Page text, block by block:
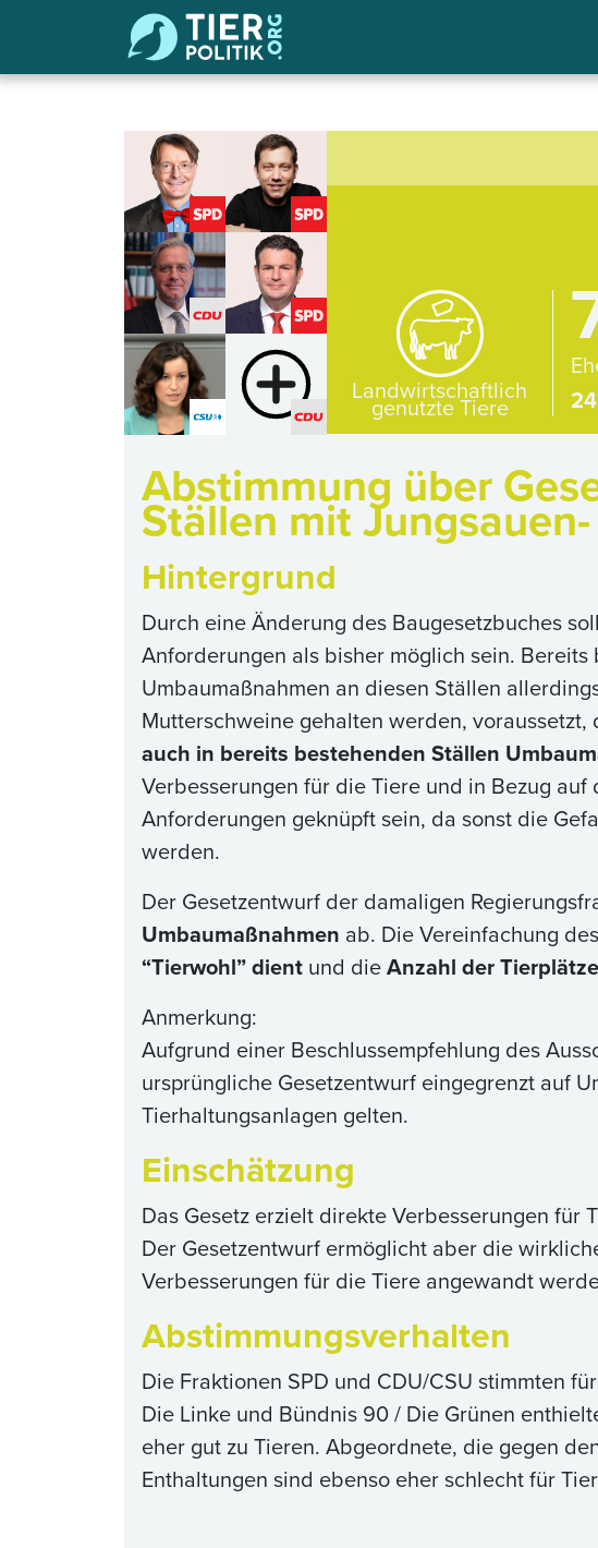
Landwirtschaftlich
genutzte Tiere
Abstimmung über
Ställen mit
Hintergrund
Durch eine Änderung des Baugesetzbuches
Anforderungen als bisher möglich sein.
Umbaumaßnahmen an diesen Ställen
Mutterschweine gehalten werden, voraussetzt,
auch in bereits bestehenden Ställen
Verbesserungen für die Tiere und in Bezug
Anforderungen geknüpft sein, da sonst die
werden.
Der Gesetzentwurf der damaligen
Umbaumaßnahmen ab. Die Vereinfachung
“Tierwohl” dient und dieAnzahl der
Anmerkung:
Aufgrund einer Beschlussempfehlung des
ursprüngliche Gesetzentwurf eingegrenzt auf
Tierhaltungsanlagen gelten.
Einschätzung
Das Gesetz erzielt direkte Verbesserungen
Der Gesetzentwurf ermöglicht aber die
Verbesserungen für die Tiere angewandt
Abstimmungsverhalten
Die Fraktionen SPD und CDU/CSU stimmten
Die Linke und Bündnis 90 / Die Grünen
eher gut zu Tieren. Abgeordnete, die gegen
Enthaltungen sind ebenso eher schlecht für